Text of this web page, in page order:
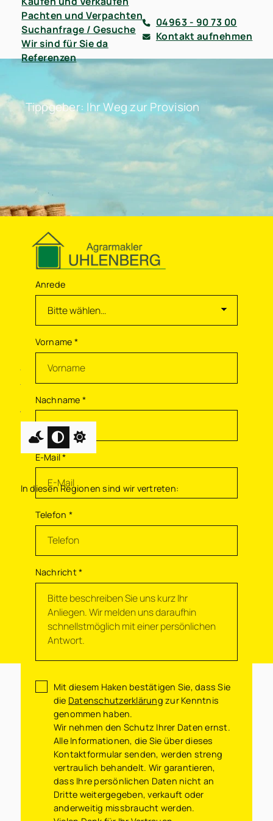
Pachten und Verpachten
Suchanfrage / Gesuche
Wir sind für Sie da
Referenzen
04963 - 90 73 00
Kontakt aufnehmen
Tippgeber: Ihr Weg zur Provision
Anrede
Vorname *
Nachname *
E-Mail*
Telefon *
Nachricht*
Mit diesem Haken bestätigen Sie, dass Sie
die Datenschutzerklärung zur Kenntnis
genommen haben.
Wir nehmen den Schutz Ihrer Daten ernst.
Alle Informationen, die Sie über dieses
Kontaktformular senden, werden streng
vertraulich behandelt. Wir garantieren,
dass Ihre persönlichen Daten nicht an
Dritte weitergegeben, verkauft oder
anderweitig missbraucht werden.
Agrarmakler Uhlenberg
Bruno-Hengelbrock-Straße 1
26892 Dörpen
04963 - 90 73 00
info@agrarmakler-uhlenberg.de
In diesen Regionen sind wir vertreten:
Kontakt
Impressum
Cookie-Einstellungen
Agrarmakler Uhlenberg 2026
Made with